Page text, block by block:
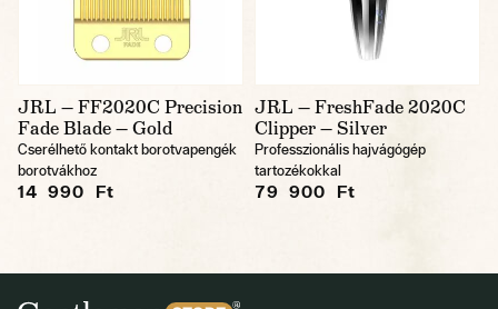
JRL — FF2020C Precision
Fade Blade — Gold
Cserélhető kontakt borotvapengék
borotvákhoz
14 990 Ft
JRL — FreshFade 2020C
Clipper — Silver
Professzionális hajvágógép
tartozékokkal
79 900 Ft